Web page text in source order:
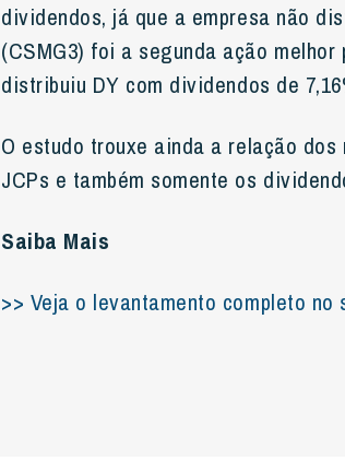
dividendos, já que a empresa não
(CSMG3) foi a segunda ação
distribuiu DY com dividendos de
O estudo trouxe ainda a relação
JCPs e também somente os
Saiba Mais
>> Veja o levantamento completo